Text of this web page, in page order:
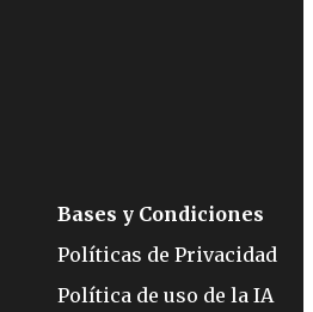
Bases y Condiciones
Políticas de Privacidad
Política de uso de la IA